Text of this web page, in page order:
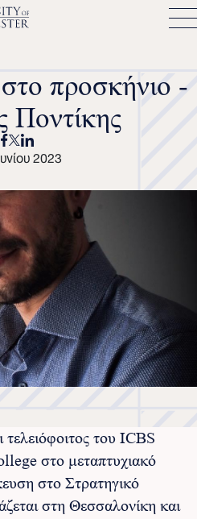
προσκήνιο -
Ποντίκης
2023
του ICBS
στο μεταπτυχιακό
στο Στρατηγικό
στη Θεσσαλονίκη και